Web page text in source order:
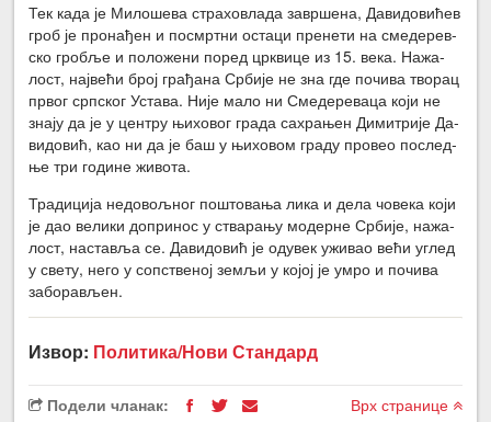
Тек ка­да је Ми­ло­ше­ва стра­хо­вла­да за­вр­ше­на, Да­ви­до­ви­ћев
гроб је про­на­ђен и по­смрт­ни оста­ци пре­не­ти на сме­де­рев­
ско гро­бље и по­ло­же­ни по­ред цр­кви­це из 15. ве­ка. На­жа­
лост, нај­ве­ћи број гра­ђа­на Ср­би­је не зна где по­чи­ва тво­рац
пр­вог срп­ског Уста­ва. Ни­је ма­ло ни Сме­де­ре­ва­ца ко­ји не
зна­ју да је у цен­тру њи­хо­вог гра­да са­хра­њен Ди­ми­три­је Да­
ви­до­вић, као ни да је баш у њи­хо­вом гра­ду про­вео по­след­
ње три го­ди­не жи­во­та.
Тра­ди­ци­ја не­до­вољ­ног по­што­ва­ња ли­ка и де­ла чо­ве­ка ко­ји
је дао ве­ли­ки до­при­нос у ства­ра­њу мо­дер­не Ср­би­је, на­жа­
лост, на­ста­вља се. Да­ви­до­вић је од­у­век ужи­вао ве­ћи углед
у све­ту, не­го у соп­стве­ној зе­мљи у ко­јој је умро и по­чи­ва
за­бо­ра­вљен.
Извор: Политика/Нови Стандард
Подели чланак: Врх странице